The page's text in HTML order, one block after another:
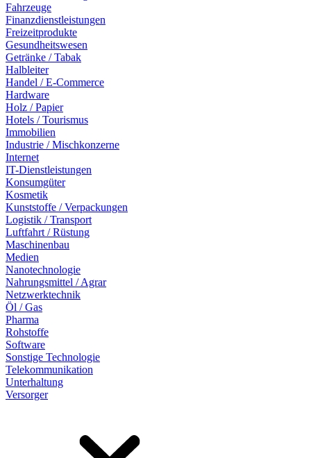
Fahrzeuge
Finanzdienstleistungen
Freizeitprodukte
Gesundheitswesen
Getränke / Tabak
Halbleiter
Handel / E-Commerce
Hardware
Holz / Papier
Hotels / Tourismus
Immobilien
Industrie / Mischkonzerne
Internet
IT-Dienstleistungen
Konsumgüter
Kosmetik
Kunststoffe / Verpackungen
Logistik / Transport
Luftfahrt / Rüstung
Maschinenbau
Medien
Nanotechnologie
Nahrungsmittel / Agrar
Netzwerktechnik
Öl / Gas
Pharma
Rohstoffe
Software
Sonstige Technologie
Telekommunikation
Unterhaltung
Versorger